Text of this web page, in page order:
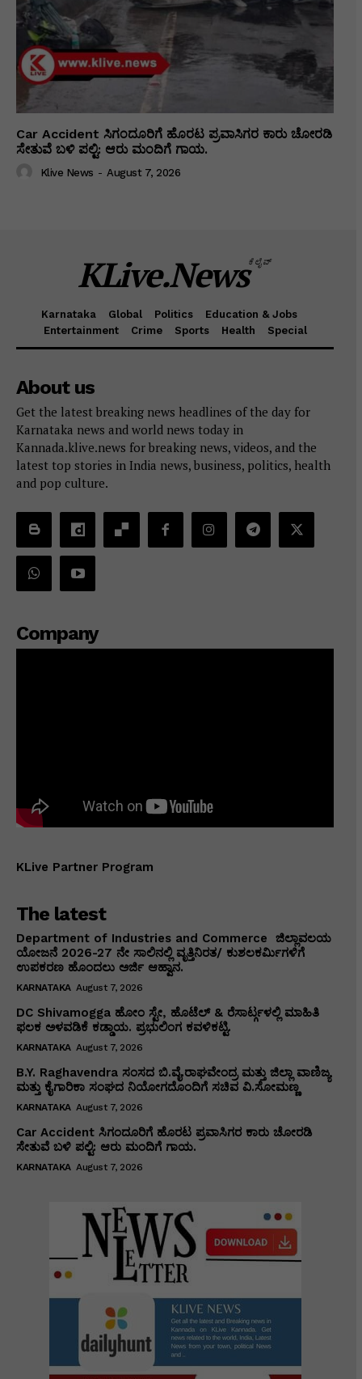
Car Accident ಸಿಗಂದೂರಿಗೆ ಹೊರಟ ಪ್ರವಾಸಿಗರ ಕಾರು ಚೋರಡಿ
ಸೇತುವೆ ಬಳಿ ಪಲ್ಟಿ: ಆರು ಮಂದಿಗೆ ಗಾಯ.
Klive News - August 7, 2026
KLive.Newsಕೆಲೈವ್
Karnataka Global Politics
Education & Jobs
Entertainment
Crime Sports Health Special
About us
Get the latest breaking news headlines of the day for
Karnataka news and world news today in
Kannada.klive.news for breaking news, videos, and the
latest top stories in India news, business, politics, health
and pop culture.
Company
KLive Partner Program
The latest
Department of Industries and Commerce ಜಿಲ್ಲಾವಲಯ
ಯೋಜನೆ 2026-27 ನೇ ಸಾಲಿನಲ್ಲಿ ವೃತ್ತಿನಿರತ/ ಕುಶಲಕರ್ಮಿಗಳಿಗೆ
ಉಪಕರಣ ಹೊಂದಲು ಅರ್ಜಿ ಆಹ್ವಾನ.
KARNATAKA August 7, 2026
DC Shivamogga ಹೋಂ ಸ್ಟೇ, ಹೊಟೆಲ್ & ರೆಸಾರ್ಟ್ಗಳಲ್ಲಿ ಮಾಹಿತಿ
ಫಲಕ ಅಳವಡಿಕೆ ಕಡ್ಡಾಯ. ಪ್ರಭುಲಿಂಗ ಕವಳಿಕಟ್ಟಿ.
KARNATAKA August 7, 2026
B.Y. Raghavendra ಸಂಸದ ಬಿ.ವೈ.ರಾಘವೇಂದ್ರ ಮತ್ತು ಜಿಲ್ಲಾ ವಾಣಿಜ್ಯ
ಮತ್ತು ಕೈಗಾರಿಕಾ ಸಂಘದ ನಿಯೋಗದೊಂದಿಗೆ ಸಚಿವ ವಿ‌.ಸೋಮಣ್ಣ
KARNATAKA August 7, 2026
Car Accident ಸಿಗಂದೂರಿಗೆ ಹೊರಟ ಪ್ರವಾಸಿಗರ ಕಾರು ಚೋರಡಿ
ಸೇತುವೆ ಬಳಿ ಪಲ್ಟಿ: ಆರು ಮಂದಿಗೆ ಗಾಯ.
KARNATAKA August 7, 2026